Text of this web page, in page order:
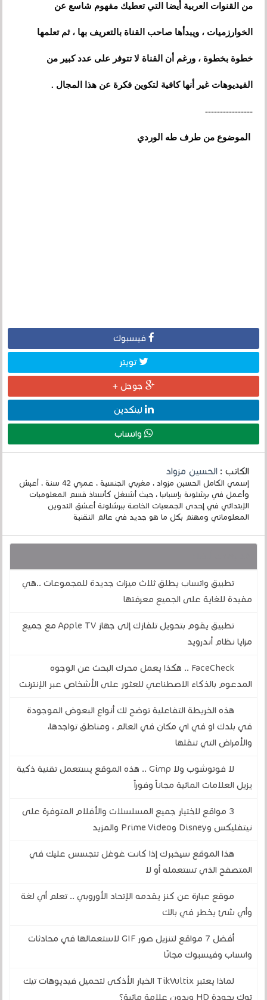
من القنوات العربية أيضا التي تعطيك مفهوم شاسع عن
الخوارزميات ، ويبدأها صاحب القناة بالتعريف بها ، ثم تعلمها
خطوة بخطوة ، ورغم أن القناة لا تتوفر على عدد كبير من
الفيديوهات غير أنها كافية لتكوين فكرة عن هذا المجال .
----------------
الموضوع من طرف طه الوردي
فيسبوك
تويتر
جوجل +
لينكدين
واتساب
الكاتب :الحسين مزواد
إسمي الكامل الحسين مزواد ، مغربي الجنسية ، عمري 42 سنة ، أعيش
وأعمل في برشلونة بإسبانيا ، حيث أشتغل كأستاذ قسم المعلوميات
الإبتدائي في إحدى الجمعيات الخاصة ببرشلونة أعشق التدوين
المعلوماتي ومهتم بكل ما هو جديد في عالم التقنية
تطبيق واتساب يطلق ثلاث ميزات جديدة للمجموعات ..هي
مفيدة للغاية على الجميع معرفتها
تطبيق يقوم بتحويل تلفازك إلى جهاز Apple TV مع جميع
مزايا نظام أندرويد
FaceCheck .. هكذا يعمل محرك البحث عن الوجوه
المدعوم بالذكاء الاصطناعي للعثور على الأشخاص عبر الإنترنت
هذه الخريطة التفاعلية توضح لك أنواع البعوض الموجودة
في بلدك او في اي مكان في العالم ، ومناطق تواجدها،
والأمراض التي تنقلها
لا فوتوشوب ولا Gimp .. هذه الموقع يستعمل تقنية ذكية
يزيل العلامات المائية مجاناً وفوراً
3 مواقع لاختيار جميع المسلسلات والأفلام المتوفرة على
نيتفليكس وDisney وPrime Video والمزيد
هذا الموقع سيخبرك إذا كانت غوغل تتجسس عليك في
المتصفح الذي تستعمله أو لا
موقع عبارة عن كنز يقدمه الإتحاد الأوروبي .. تعلم أي لغة
وأي شئ يخطر في بالك
أفضل 7 مواقع لتنزيل صور GIF لاستعمالها في محادثات
واتساب وفيسبوك مجانًا
لماذا يعتبر TikVultix الخيار الأذكى لتحميل فيديوهات تيك
توك بجودة HD وبدون علامة مائية؟